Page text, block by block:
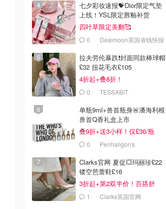
七夕彩妆速报💝Dior限定气垫
上线！YSL限定唇釉补货
四叶草限定美翻🥰
0 Dealmoon英国省钱快报
拉夫劳伦暴跌❗️封面同款棒球帽
£32 扭花毛衣£105
4折起+叠8折！
0 TESSABIT
单瓶9ml+兽首瓶身🚨潘海利根
兽首Q香礼盒上市
叠9折+送3小样！仅£36/瓶
0 Penhaligon's
Clarks官网 夏促💥玛丽珍£22
镂空芭蕾鞋£16
3折起+第2双半价！百搭舒
服！1 Clarks英国官网